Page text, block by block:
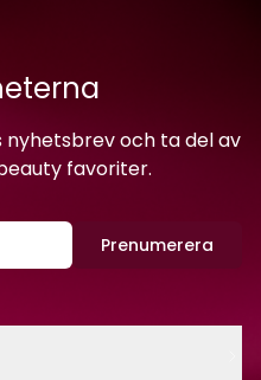
och ta del av
favoriter.
Prenumerera